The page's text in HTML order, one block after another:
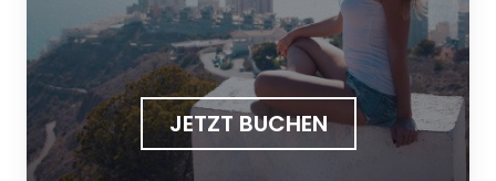
JETZT BUCHEN